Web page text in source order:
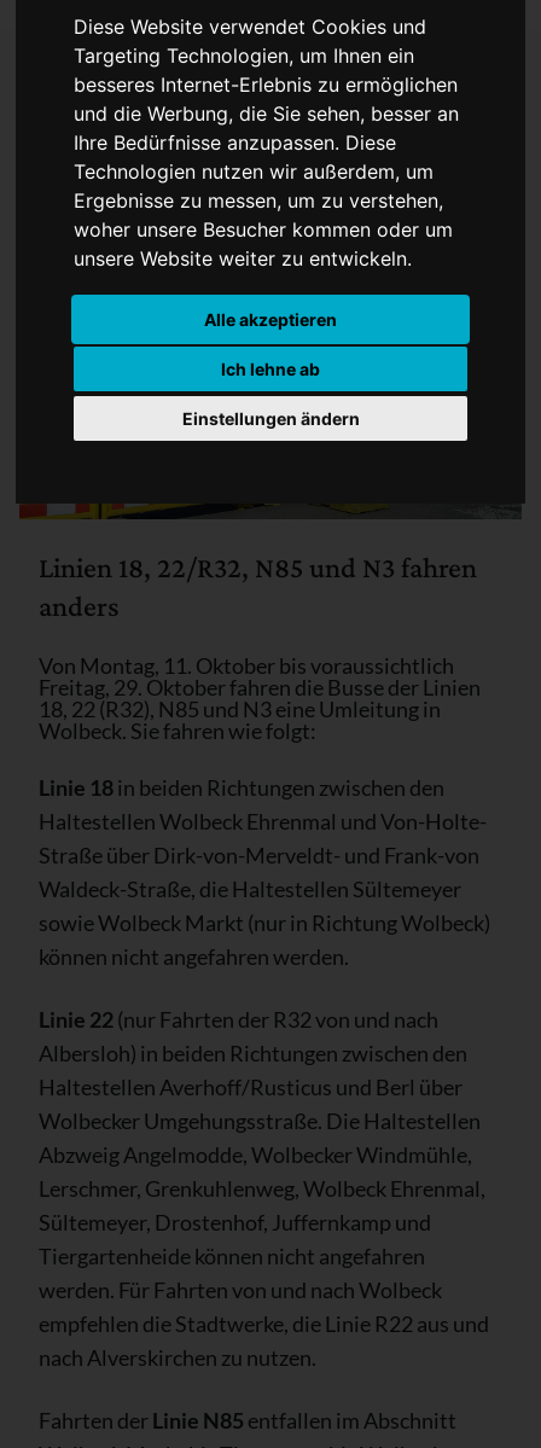
Diese Website verwendet Cookies und
Targeting Technologien, um Ihnen ein
besseres Internet-Erlebnis zu ermöglichen
und die Werbung, die Sie sehen, besser an
Ihre Bedürfnisse anzupassen. Diese
Technologien nutzen wir außerdem, um
Ergebnisse zu messen, um zu verstehen,
woher unsere Besucher kommen oder um
unsere Website weiter zu entwickeln.
Alle akzeptieren
Ich lehne ab
Einstellungen ändern
Ab Montag in Wolbeck
Linien 18, 22/R32, N85 und N3 fahren
anders
Von Montag, 11. Oktober bis voraussichtlich
Freitag, 29. Oktober fahren die Busse der Linien
18, 22 (R32), N85 und N3 eine Umleitung in
Wolbeck. Sie fahren wie folgt:
Linie 18in beiden Richtungen zwischen den
Haltestellen Wolbeck Ehrenmal und Von-Holte-
Straße über Dirk-von-Merveldt- und Frank-von
Waldeck-Straße, die Haltestellen Sültemeyer
sowie Wolbeck Markt (nur in Richtung Wolbeck)
können nicht angefahren werden.
Linie 22 (nur Fahrten der R32 von und nach
Albersloh) in beiden Richtungen zwischen den
Haltestellen Averhoff/Rusticus und Berl über
Wolbecker Umgehungsstraße. Die Haltestellen
Abzweig Angelmodde, Wolbecker Windmühle,
Lerschmer, Grenkuhlenweg, Wolbeck Ehrenmal,
Sültemeyer, Drostenhof, Juffernkamp und
Tiergartenheide können nicht angefahren
werden. Für Fahrten von und nach Wolbeck
empfehlen die Stadtwerke, die Linie R22 aus und
nach Alverskirchen zu nutzen.
Fahrten derLinie N85 entfallen im Abschnitt